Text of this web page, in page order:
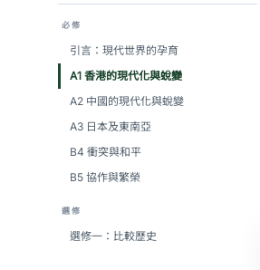
必修
引言：現代世界的孕育
A1 香港的現代化與蛻變
A2 中國的現代化與蛻變
A3 日本及東南亞
B4 衝突與和平
B5 協作與繁榮
選修
選修一：比較歷史